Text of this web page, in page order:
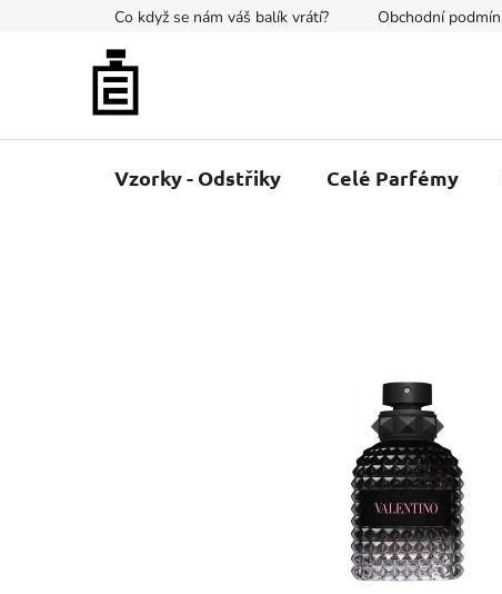
Co když se nám váš balík vrátí? Obchodní
Vzorky - Odstřiky Celé Parfémy